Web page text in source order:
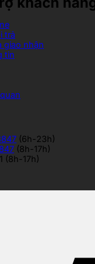
trả
giao nhận
tin
(6h-23h)
(8h-17h)
(8h-17h)